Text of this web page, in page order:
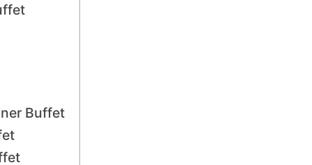
Buffet